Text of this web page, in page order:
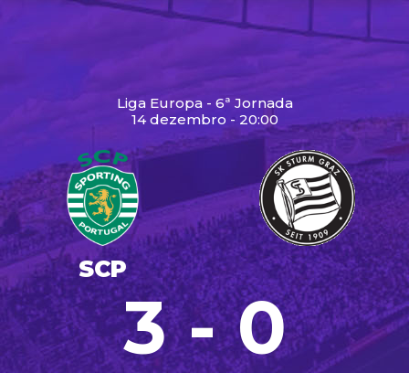
Liga Europa - 6ª Jornada
14 dezembro - 20:00
SCP
3 - 0